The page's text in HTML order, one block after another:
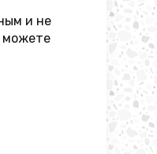
и не
можете